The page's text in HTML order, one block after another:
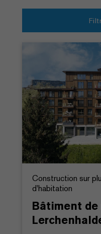
Construction sur
d'habitation
Bâtiment